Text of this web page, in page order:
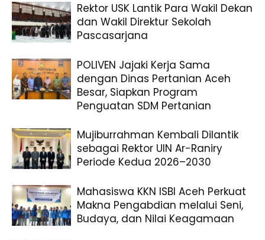
Rektor USK Lantik Para Wakil Dekan
dan Wakil Direktur Sekolah
Pascasarjana
POLIVEN Jajaki Kerja Sama
dengan Dinas Pertanian Aceh
Besar, Siapkan Program
Penguatan SDM Pertanian
Mujiburrahman Kembali Dilantik
sebagai Rektor UIN Ar-Raniry
Periode Kedua 2026–2030
Mahasiswa KKN ISBI Aceh Perkuat
Makna Pengabdian melalui Seni,
Budaya, dan Nilai Keagamaan